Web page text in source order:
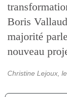
Boris
majorité
nouveau
Christine Lejoux , le